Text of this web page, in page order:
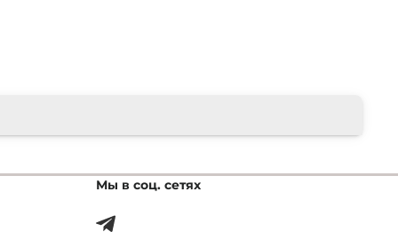
Мы в соц. сетях